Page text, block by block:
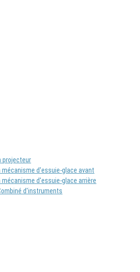
projecteur
mécanisme d'essuie-glace avant
mécanisme d'essuie-glace arrière
d'instruments